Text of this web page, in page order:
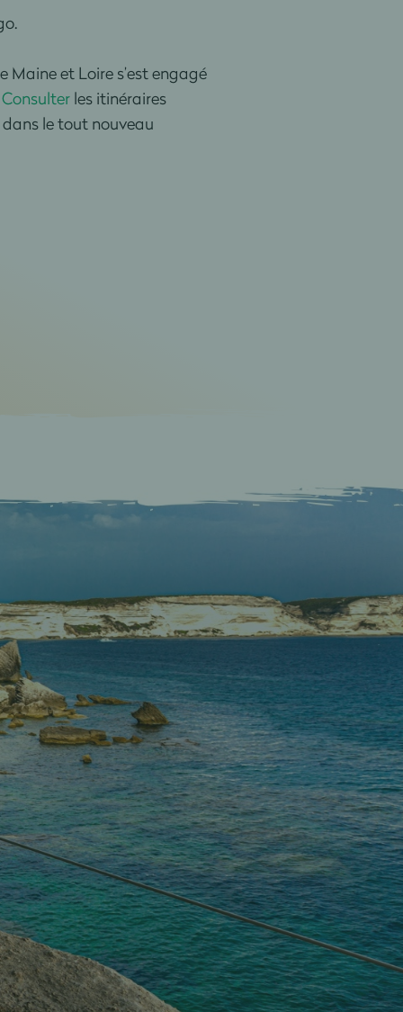
Maine et Loire s’est engagé
Consulterles itinéraires
dans le tout nouveau